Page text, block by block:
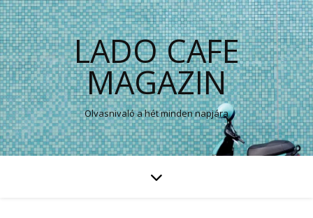
LADO CAFE
MAGAZIN
Olvasnivaló a hét minden napjára